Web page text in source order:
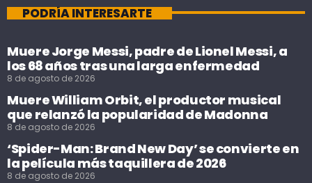
PODRÍA INTERESARTE
Muere Jorge Messi, padre de Lionel Messi, a
los 68 años tras una larga enfermedad
8 de agosto de 2026
Muere William Orbit, el productor musical
que relanzó la popularidad de Madonna
8 de agosto de 2026
‘Spider-Man: Brand New Day’ se convierte en
la película más taquillera de 2026
8 de agosto de 2026